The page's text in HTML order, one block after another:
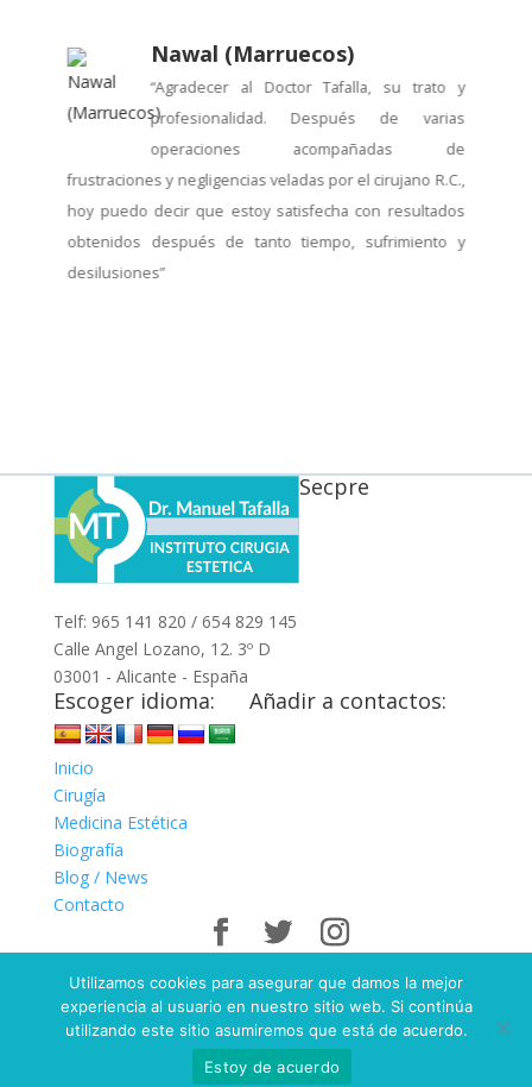
Nawal (Marruecos)
“Agradecer al Doctor Tafalla, su trato y
profesionalidad. Después de varias
operaciones acompañadas de
frustraciones y negligencias veladas por el cirujano R.C.,
hoy puedo decir que estoy satisfecha con resultados
obtenidos después de tanto tiempo, sufrimiento y
desilusiones”
Telf: 965 141 820 / 654 829 145
Calle Angel Lozano, 12. 3º D
03001 - Alicante - España
Secpre
Escoger idioma: Añadir a contactos:
Inicio
Cirugía
Medicina Estética
Biografía
Blog / News
Contacto
ManuelTafalla
Utilizamos cookies para asegurar que damos la mejor
experiencia al usuario en nuestro sitio web. Si continúa
utilizando este sitio asumiremos que está de acuerdo.
Estoy de acuerdo